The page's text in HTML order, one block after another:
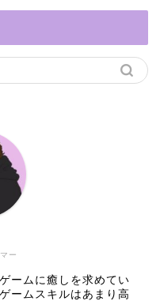
ー
ームに癒しを求めてい
ームスキルはあまり高